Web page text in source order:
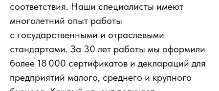
соответствия. Наши специалисты имеют
многолетний опыт работы
с государственными и отраслевыми
стандартами. За 30 лет работы мы оформили
более 18 000 сертификатов и деклараций для
предприятий малого, среднего и крупного